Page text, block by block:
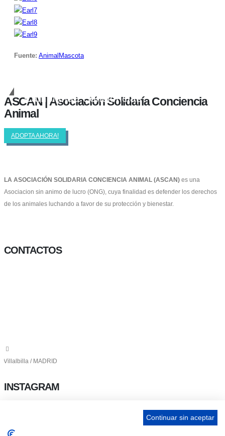
Fuente: AnimalMascota
Cambiando Conciencias
ASCAN | Asociación Solidaría Conciencia
Animal
ADOPTA AHORA!
LA ASOCIACIÓN SOLIDARIA CONCIENCIA ANIMAL (ASCAN) es una
Asociacion sin animo de lucro (ONG), cuya finalidad es defender los derechos
de los animales luchando a favor de su protección y bienestar.
CONTACTOS
Villalbilla / MADRID
INSTAGRAM
Continuar sin aceptar